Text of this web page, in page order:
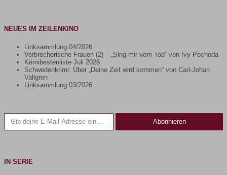
NEUES IM ZEILENKINO
Linksammlung 04/2026
Verbrecherische Frauen (2) – „Sing mir vom Tod“ von Ivy Pochoda
Krimibestenliste Juli 2026
Schwedenkrimi: Über „Deine Zeit wird kommen“ von Carl-Johan
Vallgren
Linksammlung 03/2026
Gib deine E-Mail-Adresse ein ...
Abonnieren
IN SERIE